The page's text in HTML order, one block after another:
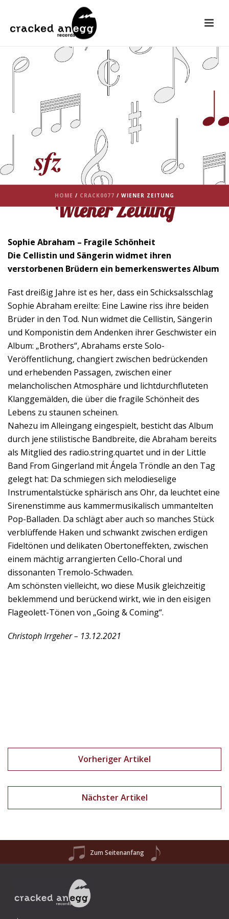
HOME / CRACK0077 / WIENER ZEITUNG
Wiener Zeitung
Sophie Abraham – Fragile Schönheit
Die Cellistin und Sängerin widmet ihren
verstorbenen Brüdern ein bemerkenswertes Album
Fast dreißig Jahre ist es her, dass ein Schicksalsschlag
Sophie Abraham ereilte: Eine Lawine riss ihre beiden
Brüder in den Tod. Nun widmet die Cellistin, Sängerin
und Komponistin dem Andenken ihrer Geschwister ein
Album: „Brothers“, Abrahams erste Solo-
Veröffentlichung, changiert zwischen bedrückenden
und erhebenden Passagen, zwischen einer
melancholischen Atmosphäre und lichtdurchfluteten
Klanggemälden, die über die fragile Schönheit des
Lebens zu staunen scheinen.
Nahezu im Alleingang eingespielt, besticht das Album
durch jene stilistische Bandbreite, die Abraham bereits
als Mitglied des radio.string.quartet und in der Little
Band From Gingerland mit Ángela Tröndle an den Tag
gelegt hat: Da schmiegen sich melodieselige
Instrumentalstücke sphärisch ans Ohr, da leuchtet eine
Sirenenstimme aus kammermusikalisch ummantelten
Pop-Balladen. Da schlägt aber auch so manches Stück
verblüffende Haken und schwankt zwischen erdigen
Fideltönen und delikaten Obertoneffekten, zwischen
einem mächtig arrangierten Cello-Choral und
dissonanten Tremolo-Schwaden.
Am schönsten vielleicht, wo diese Musik gleichzeitig
beklemmend und berückend wirkt, wie in den eisigen
Flageolett-Tönen von „Going & Coming“.
Christoph Irrgeher – 13.12.2021
Vorheriger Artikel
Nächster Artikel
Zum Seitenanfang